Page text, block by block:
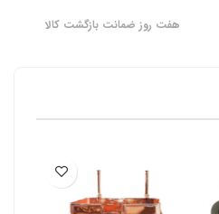
هفت روز ضمانت بازگشت کالا